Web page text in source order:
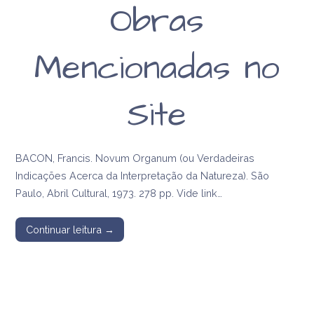
Obras
Mencionadas no
Site
BACON, Francis. Novum Organum (ou Verdadeiras
Indicações Acerca da Interpretação da Natureza). São
Paulo, Abril Cultural, 1973. 278 pp. Vide link…
Continuar leitura →